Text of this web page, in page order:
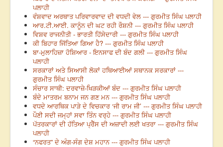
ਪਲਾਹੀ
ਵੰਸ਼ਵਾਦ ਅਰਥਾਤ ਪਰਿਵਾਰਵਾਦ ਦੀ ਵਧਦੀ ਵੇਲ --- ਗੁਰਮੀਤ ਸਿੰਘ ਪਲਾਹੀ
ਆਰ.ਟੀ.ਆਈ. ਕਾਨੂੰਨ ਦੀ ਘਟ ਰਹੀ ਰੌਸ਼ਨੀ --- ਗੁਰਮੀਤ ਸਿੰਘ ਪਲਾਹੀ
ਵਿਸ਼ਵ ਰਾਜਨੀਤੀ - ਭਾਰਤੀ ਹਿੱਸੇਦਾਰੀ --- ਗੁਰਮੀਤ ਸਿੰਘ ਪਲਾਹੀ
ਕੀ ਬਿਹਾਰ ਜਿੱਤਿਆ ਗਿਆ ਹੈ? --- ਗੁਰਮੀਤ ਸਿੰਘ ਪਲਾਹੀ
ਬਾ-ਮੁਲਾਹਿਜ਼ਾ ਹੋਸ਼ਿਆਰ - ਇਨਸਾਫ ਦੀ ਬੰਦ ਗਲੀ --- ਗੁਰਮੀਤ ਸਿੰਘ
ਪਲਾਹੀ
ਸਰਕਾਰਾਂ ਅਤੇ ਸਿਆਸੀ ਲੋਕਾਂ ਹਥਿਆਈਆਂ ਸਥਾਨਕ ਸਰਕਾਰਾਂ ---
ਗੁਰਮੀਤ ਸਿੰਘ ਪਲਾਹੀ
ਸੰਚਾਰ ਸਾਥੀ: ਦਰਵਾਜ਼ੇ-ਖਿੜਕੀਆਂ ਬੰਦ --- ਗੁਰਮੀਤ ਸਿੰਘ ਪਲਾਹੀ
ਬੰਦੇ ਮਾਤਰਮ ਬਨਾਮ ਜਨ ਗਣ ਮਨ --- ਗੁਰਮੀਤ ਸਿੰਘ ਪਲਾਹੀ
ਵਧਦੇ ਆਰਥਿਕ ਪਾੜੇ ਦੇ ਵਿਚਕਾਰ ‘ਜੀ ਰਾਮ ਜੀ’ --- ਗੁਰਮੀਤ ਸਿੰਘ ਪਲਾਹੀ
ਪੌਣੀ ਸਦੀ ਜਮ੍ਹਾਂ ਸਵਾ ਤਿੰਨ ਵਰ੍ਹੇ --- ਗੁਰਮੀਤ ਸਿੰਘ ਪਲਾਹੀ
ਪੱਤਰਕਾਰਾਂ ਦੀ ਹੱਤਿਆ ਪ੍ਰੈੱਸ ਦੀ ਅਜ਼ਾਦੀ ਲਈ ਖਤਰਾ --- ਗੁਰਮੀਤ ਸਿੰਘ
ਪਲਾਹੀ
“ਨਫਰਤ” ਦੇ ਅੰਗ-ਸੰਗ ਦੇਸ਼ ਮਹਾਨ --- ਗੁਰਮੀਤ ਸਿੰਘ ਪਲਾਹੀ